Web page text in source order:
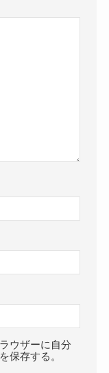
ウザーに自分
保存する。